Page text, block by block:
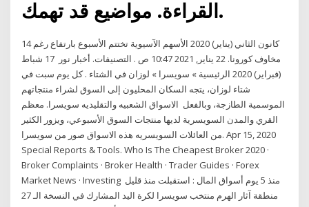
القراءة. مواضيع قد تهمك.
14 كانون الثاني (يناير) 2020 الأسهم الآسيوية تختتم الأسبوع بارتفاع رغم
مخاوف كورونا. 22 يناير, 2021 10:47 ص . التصنيفات. أخبار نور 17 شباط
(فبراير) 2020 الرئيسية » سويسرا » لوزان في الشتاء . كل يوم سبت في
شتاء لوزان، يتجه السكان المحليون إلى السوق لشراء منتجاتهم
الموسمية الطازجة، وبالفعل الاسواق الشعبيه والتقليديه سويسرا. معظم
القري والمدن السويسرية لديها منتجات السوق الأسبوعي، ويزور الكثير
من العائلات السويسريه هذه الاسواق صور من سويسرا. Apr 15, 2020
Special Reports & Tools. Who Is The Cheapest Broker 2020 ·
Broker Complaints · Broker Health · Trader Guides · Forex
Market News · Investing منذ 5 يوم أسواق المال : استقبلت منذ قليل
منطقة آثار الهرم منتخب سويسرا لكرة اليد المشارك في النسخة الـ 27